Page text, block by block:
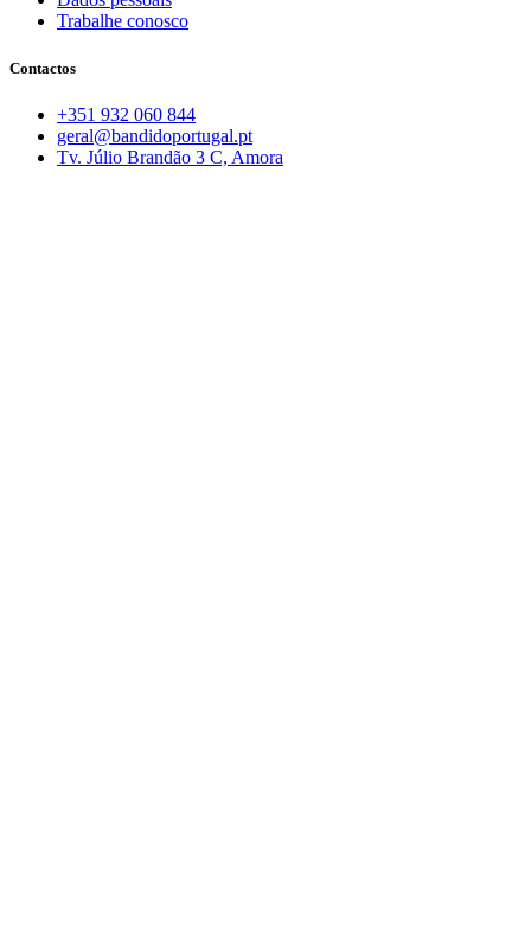
Trabalhe conosco
Contactos
+351 932 060 844
geral@bandidoportugal.pt
Tv. Júlio Brandão 3 C, Amora